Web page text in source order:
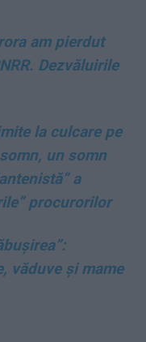
am pierdut
Dezvăluirile
la culcare pe
un somn
a
procurorilor
văduve și mame